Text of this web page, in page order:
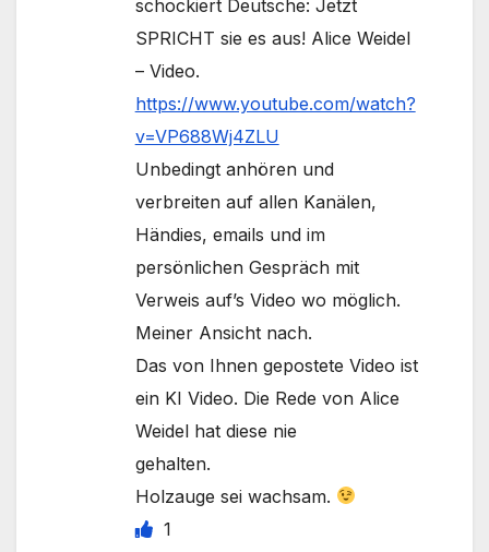
schockiert Deutsche: Jetzt
SPRICHT sie es aus! Alice Weidel
– Video.
https://www.youtube.com/watch?
v=VP688Wj4ZLU
Unbedingt anhören und
verbreiten auf allen Kanälen,
Händies, emails und im
persönlichen Gespräch mit
Verweis auf’s Video wo möglich.
Meiner Ansicht nach.
Das von Ihnen gepostete Video ist
ein KI Video. Die Rede von Alice
Weidel hat diese nie
gehalten.
Holzauge sei wachsam.
1